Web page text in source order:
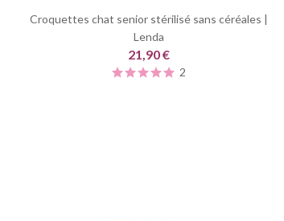
Croquettes chat senior stérilisé sans céréales |
Lenda
21,90 €
2